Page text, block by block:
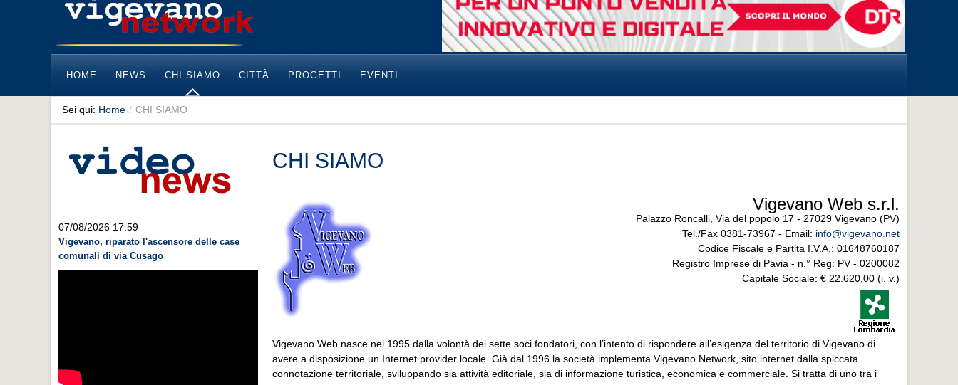
HOME NEWS CHI SIAMO CITTÀ PROGETTI EVENTI
Sei qui: Home / CHI SIAMO
07/08/2026 17:59
Vigevano, riparato l'ascensore delle case
comunali di via Cusago
CHI SIAMO
Vigevano Web s.r.l.
Palazzo Roncalli, Via del popolo 17 - 27029 Vigevano (PV)
Tel./Fax 0381-73967 - Email: info@vigevano.net
Codice Fiscale e Partita I.V.A.: 01648760187
Registro Imprese di Pavia - n.° Reg: PV - 0200082
Capitale Sociale: € 22.620,00 (i. v.)
Vigevano Web nasce nel 1995 dalla volontà dei sette soci fondatori, con l’intento di rispondere all’esigenza del territorio di Vigevano di
avere a disposizione un Internet provider locale. Già dal 1996 la società implementa Vigevano Network, sito internet dalla spiccata
connotazione territoriale, sviluppando sia attività editoriale, sia di informazione turistica, economica e commerciale. Si tratta di uno tra i